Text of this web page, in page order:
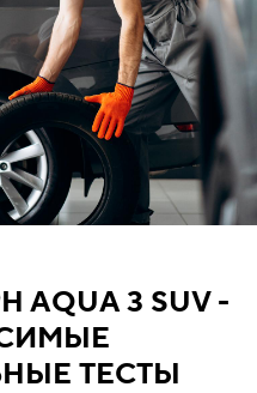
AQUA 3 SUV -
ТЕСТЫ